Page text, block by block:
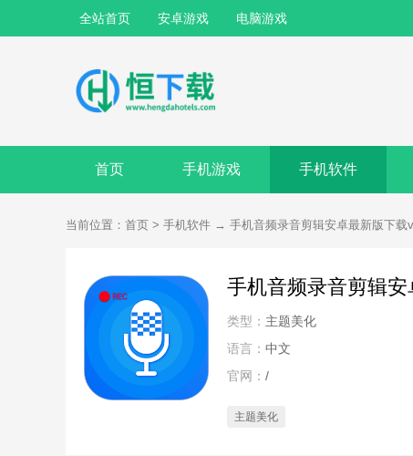
全站首页 安卓游戏 电脑游戏
首页 手机游戏 手机软件
当前位置： 首页 > 手机软件 → 手机音频录音剪辑安卓最新版下载
手机音频录音剪辑
类型： 主题美化
语言： 中文
官网： /
主题美化